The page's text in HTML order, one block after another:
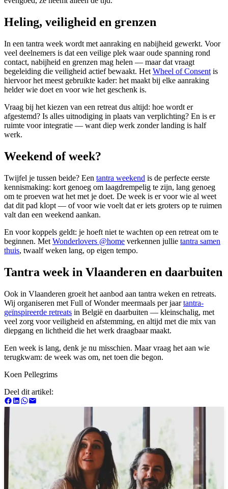
Heling, veiligheid en grenzen
In een tantra week wordt met aanraking en nabijheid gewerkt. Voor
veel deelnemers is dat een veilige plek waar oude spanning rond
contact, nabijheid en grenzen mag helen — maar dat vraagt
begeleiding die veiligheid actief bewaakt. Het Wheel of Consent is
hiervoor het meest gebruikte kader: het maakt bij elke aanraking
helder wie doet en voor wie het geschenk is.
Vraag bij het kiezen van een retreat dus altijd: hoe wordt er
afgestemd? Is alles uitnodiging in plaats van verplichting? En is er
ruimte voor integratie — want diep werk zonder landing is half
werk.
Weekend of week?
Twijfel je tussen beide? Een tantra weekend is de perfecte eerste
kennismaking: kort genoeg om laagdrempelig te zijn, lang genoeg
om te proeven wat het met je doet. De week is er voor wie al weet
dat dit pad klopt — of voor wie voelt dat er iets groters op te ruimen
valt dan een weekend aankan.
En voor koppels geldt: je hoeft niet te wachten op een retreat om te
beginnen. Met Wonderlovers @home verkennen jullie tantra samen
thuis, twaalf weken lang, op eigen tempo.
Tantra week in Vlaanderen en daarbuiten
Ook in Vlaanderen groeit het aanbod aan tantra weken en retreats.
Wij organiseren met Full of Wonder meermaals per jaartantra-
geïnspireerde retreats in België en daarbuiten — kleinschalig, met
veel zorg voor veiligheid en afstemming, en altijd met die mix van
diepgang en lichtheid die het werk draagbaar maakt.
Een week is lang, denk je nu misschien. Maar vraag het aan wie
terugkwam: de week was om, net toen die begon.
Koen Pellegrims
Deel dit artikel: